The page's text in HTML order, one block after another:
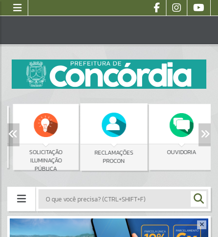
SOLICITAÇÃO
ILUMINAÇÃO
PÚBLICA
RECLAMAÇÕES
PROCON
OUVIDORIA